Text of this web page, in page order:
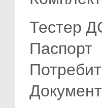
Тестер
Паспорт